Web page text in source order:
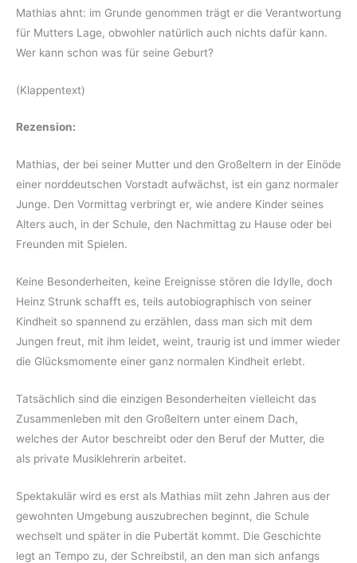
Mathias ahnt: im Grunde genommen trägt er die Verantwortung
für Mutters Lage, obwohler natürlich auch nichts dafür kann.
Wer kann schon was für seine Geburt?
(Klappentext)
Rezension:
Mathias, der bei seiner Mutter und den Großeltern in der Einöde
einer norddeutschen Vorstadt aufwächst, ist ein ganz normaler
Junge. Den Vormittag verbringt er, wie andere Kinder seines
Alters auch, in der Schule, den Nachmittag zu Hause oder bei
Freunden mit Spielen.
Keine Besonderheiten, keine Ereignisse stören die Idylle, doch
Heinz Strunk schafft es, teils autobiographisch von seiner
Kindheit so spannend zu erzählen, dass man sich mit dem
Jungen freut, mit ihm leidet, weint, traurig ist und immer wieder
die Glücksmomente einer ganz normalen Kindheit erlebt.
Tatsächlich sind die einzigen Besonderheiten vielleicht das
Zusammenleben mit den Großeltern unter einem Dach,
welches der Autor beschreibt oder den Beruf der Mutter, die
als private Musiklehrerin arbeitet.
Spektakulär wird es erst als Mathias miit zehn Jahren aus der
gewohnten Umgebung auszubrechen beginnt, die Schule
wechselt und später in die Pubertät kommt. Die Geschichte
legt an Tempo zu, der Schreibstil, an den man sich anfangs